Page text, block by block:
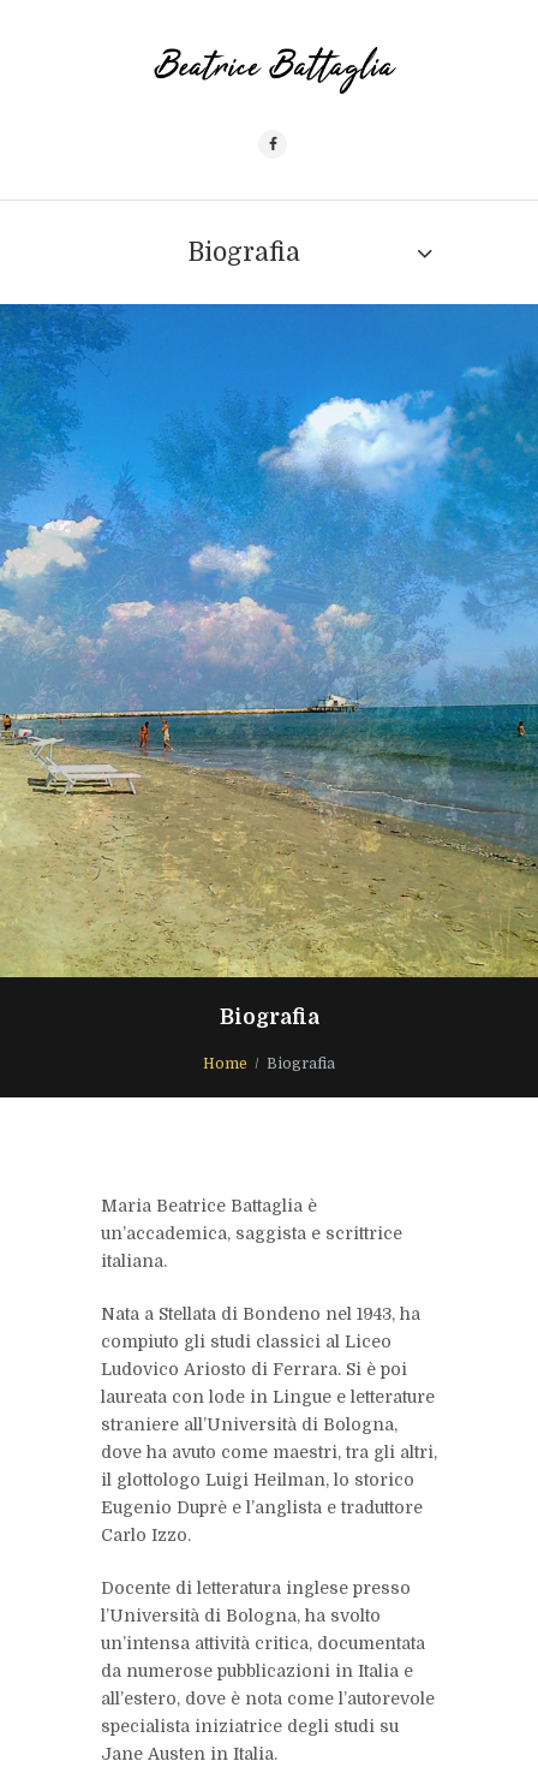
Biografia
Biografia
Home Biografia
Maria Beatrice Battaglia è
un’accademica, saggista e scrittrice
italiana.
Nata a Stellata di Bondeno nel 1943, ha
compiuto gli studi classici al Liceo
Ludovico Ariosto di Ferrara. Si è poi
laureata con lode in Lingue e letterature
straniere all’Università di Bologna,
dove ha avuto come maestri, tra gli altri,
il glottologo Luigi Heilman, lo storico
Eugenio Duprè e l’anglista e traduttore
Carlo Izzo.
Docente di letteratura inglese presso
l’Università di Bologna, ha svolto
un’intensa attività critica, documentata
da numerose pubblicazioni in Italia e
all’estero, dove è nota come l’autorevole
specialista iniziatrice degli studi su
Jane Austen in Italia.